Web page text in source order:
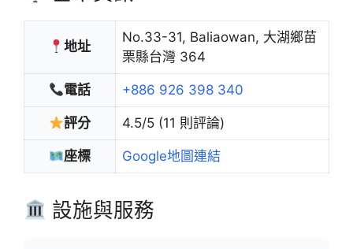
地址
No.33-31, Baliaowan, 大湖鄉苗
栗縣台灣 364
電話 +886 926 398 340
評分 4.5/5 (11 則評論)
座標 Google地圖連結
設施與服務